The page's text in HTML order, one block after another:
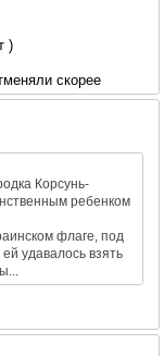
)
скорее
Корсунь-
ребенком
флаге, под
удавалось взять